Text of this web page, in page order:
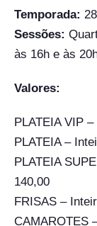
Temporada:
Sessões:
às 16h e às
Valores:
PLATEIA VIP
PLATEIA –
PLATEIA
140,00
FRISAS –
CAMAROTES